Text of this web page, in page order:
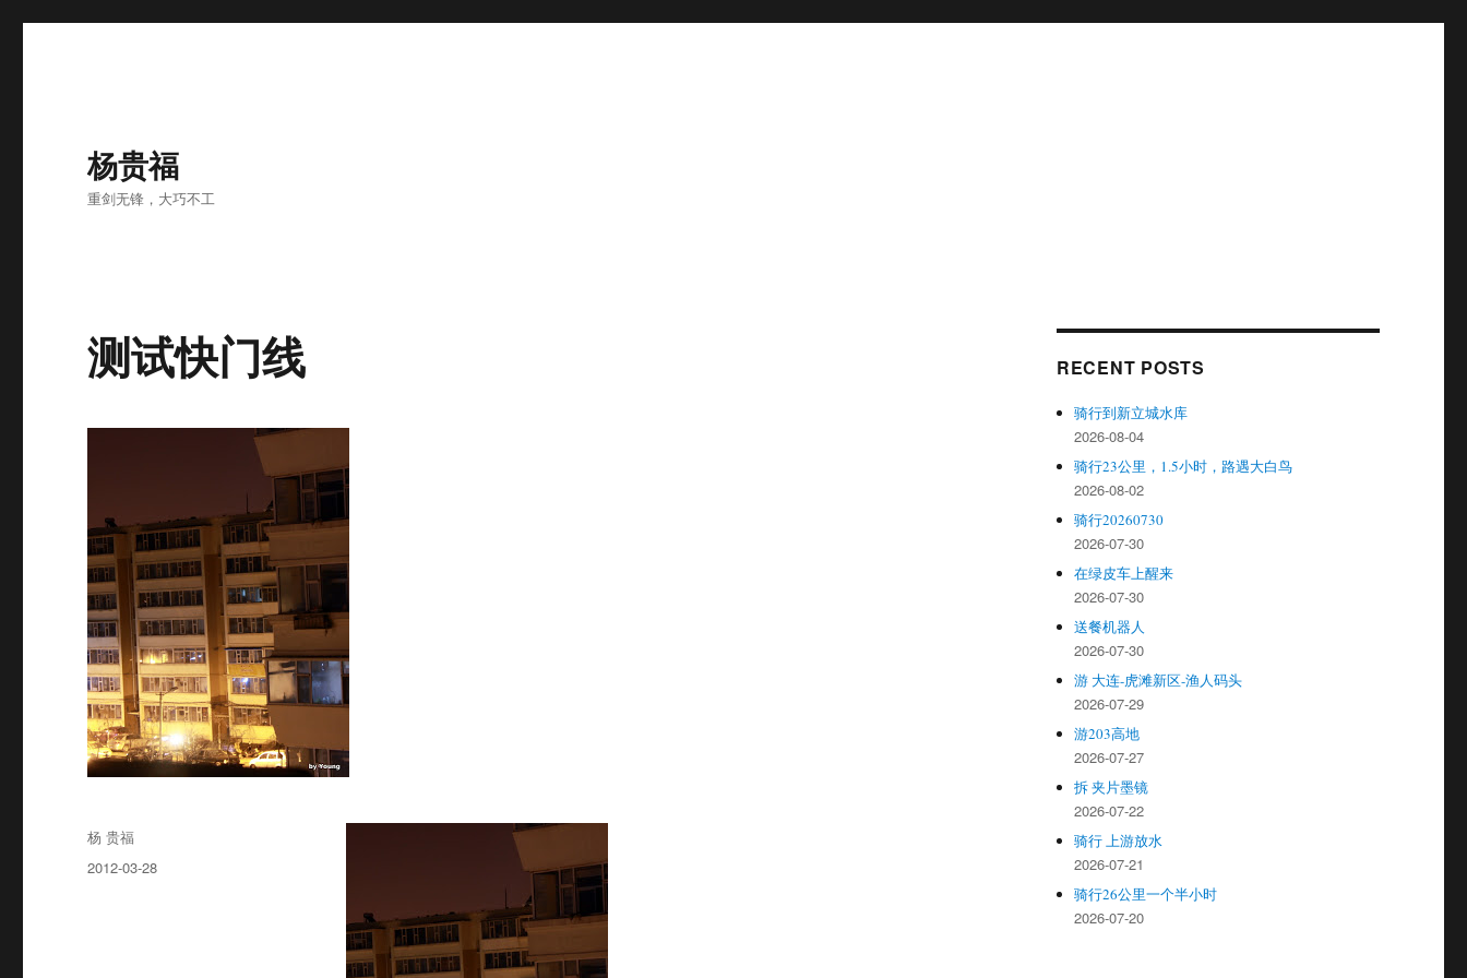
杨贵福
重剑无锋，大巧不工
测试快门线
Author
杨 贵福
Posted
2012-03-28
RECENT POSTS
骑行到新立城水库
2026-08-04
骑行23公里，1.5小时，路遇大白鸟
2026-08-02
骑行20260730
2026-07-30
在绿皮车上醒来
2026-07-30
送餐机器人
2026-07-30
游 大连-虎滩新区-渔人码头
2026-07-29
游203高地
2026-07-27
拆 夹片墨镜
2026-07-22
骑行 上游放水
2026-07-21
骑行26公里一个半小时
2026-07-20